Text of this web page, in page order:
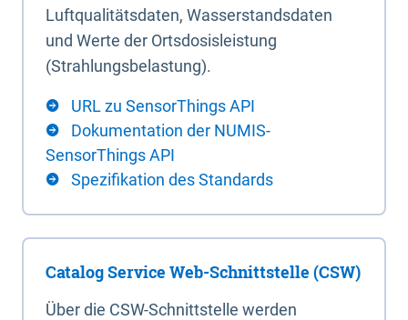
Luftqualitätsdaten, Wasserstandsdaten
und Werte der Ortsdosisleistung
(Strahlungsbelastung).
URL zu SensorThings API
Dokumentation der NUMIS-
SensorThings API
Spezifikation des Standards
Catalog Service Web-Schnittstelle (CSW)
Über die CSW-Schnittstelle werden